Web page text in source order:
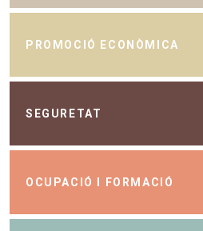
PROMOCIÓ ECONÒMICA
SEGURETAT
OCUPACIÓ I FORMACIÓ